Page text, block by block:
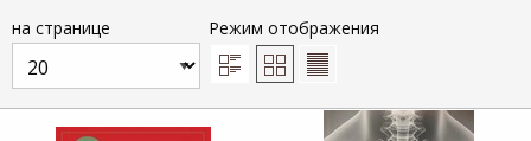
на странице Режим отображения